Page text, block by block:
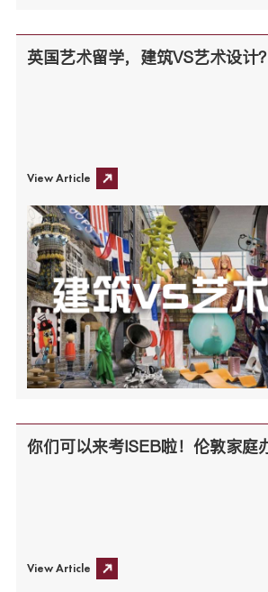
英国艺术留学，建筑VS艺术设计？
View Article
View Article